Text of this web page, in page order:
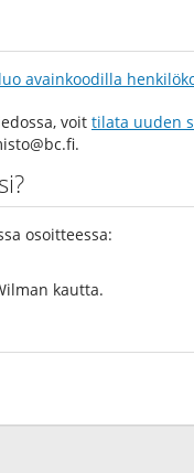
luo avainkoodilla
voit tilata uuden
.
osoitteessa:
kautta.